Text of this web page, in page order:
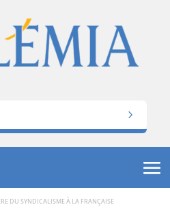
DU SYNDICALISME À LA FRANÇAISE